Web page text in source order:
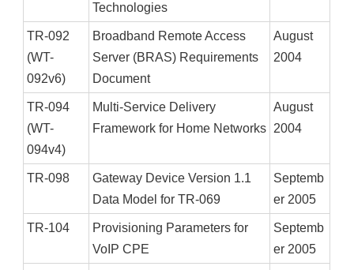
Technologies
TR-092
(WT-
092v6)
Broadband Remote Access
Server (BRAS) Requirements
Document
August
2004
TR-094
(WT-
094v4)
Multi-Service Delivery
Framework for Home Networks
August
2004
TR-098
Gateway Device Version 1.1
Data Model for TR-069
Septemb
er 2005
TR-104
Provisioning Parameters for
VoIP CPE
Septemb
er 2005